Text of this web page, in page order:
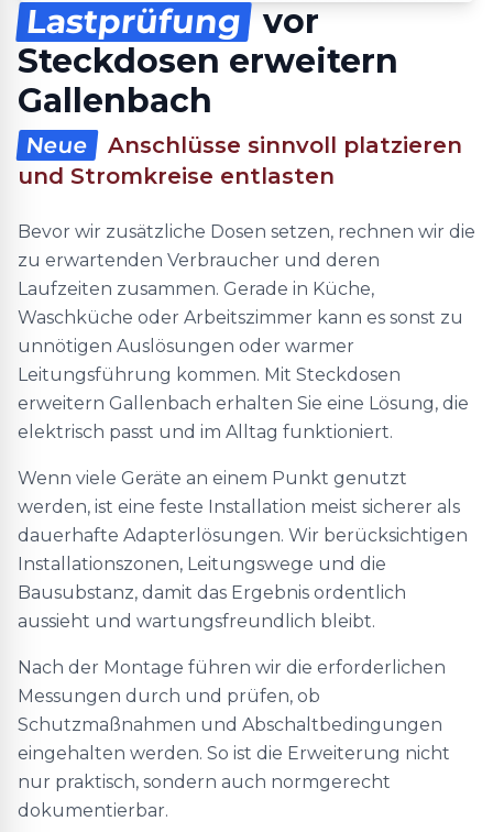
Lastprüfung vor
Steckdosen erweitern
Gallenbach
Neue
Anschlüsse sinnvoll platzieren
und Stromkreise entlasten
Bevor wir zusätzliche Dosen setzen, rechnen wir die
zu erwartenden Verbraucher und deren
Laufzeiten zusammen. Gerade in Küche,
Waschküche oder Arbeitszimmer kann es sonst zu
unnötigen Auslösungen oder warmer
Leitungsführung kommen. Mit Steckdosen
erweitern Gallenbach erhalten Sie eine Lösung, die
elektrisch passt und im Alltag funktioniert.
Wenn viele Geräte an einem Punkt genutzt
werden, ist eine feste Installation meist sicherer als
dauerhafte Adapterlösungen. Wir berücksichtigen
Installationszonen, Leitungswege und die
Bausubstanz, damit das Ergebnis ordentlich
aussieht und wartungsfreundlich bleibt.
Nach der Montage führen wir die erforderlichen
Messungen durch und prüfen, ob
Schutzmaßnahmen und Abschaltbedingungen
eingehalten werden. So ist die Erweiterung nicht
nur praktisch, sondern auch normgerecht
dokumentierbar.